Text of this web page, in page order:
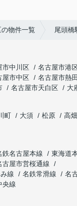
物件一覧 尾頭橋
市中川区
名古屋市港
屋市中区
名古屋市熱
名古屋市天白区
大
町 大須 松原 高畑
鉄名古屋本線
東海道
古屋市営桜通線
線
名鉄常滑線
名
央線